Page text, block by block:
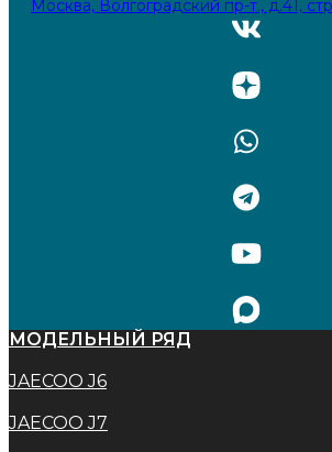
Москва, Волгоградский пр-т., д.41,
МОДЕЛЬНЫЙ РЯД
JAECOO J6
JAECOO J7